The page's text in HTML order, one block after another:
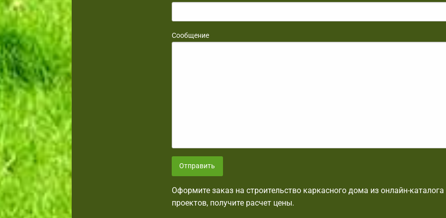
Сообщение
Отправить
Оформите заказ на строительство каркасного дома из онлайн-
проектов, получите расчет цены.